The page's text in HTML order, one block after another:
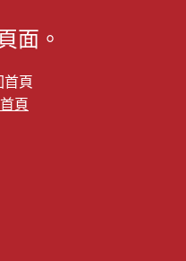
面。
首頁
頁